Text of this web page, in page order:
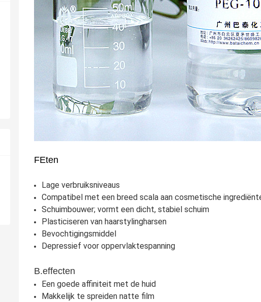
FEten
Lage verbruiksniveaus
Compatibel met een breed scala aan cosmetische
Schuimbouwer; vormt een dicht, stabiel schuim
Plasticiseren van haarstylingharsen
Bevochtigingsmiddel
Depressief voor oppervlaktespanning
B.effecten
Een goede affiniteit met de huid
Makkelijk te spreiden natte film